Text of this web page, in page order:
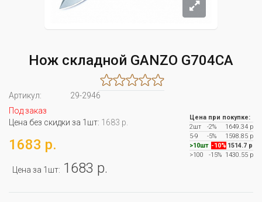
Нож складной GANZO G704CA
Артикул:
29-2946
Под заказ
Цена без скидки за 1шт: 1683 р.
1683 р.
Цена за 1шт: 1683 р.
Цена при покупке:
2шт
-2%
1649.34 р
5-9
-5%
1598.85 р
>10шт -10% 1514.7 р
>100
-15% 1430.55 р